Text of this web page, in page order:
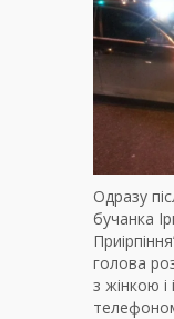
Одразу
бучанка
голова
з жінкою